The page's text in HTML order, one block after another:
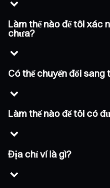
Làm thế nào để tôi xác
chưa?
Có thể chuyển đổi sang
Làm thế nào để tôi có
Địa chỉ ví là gì?